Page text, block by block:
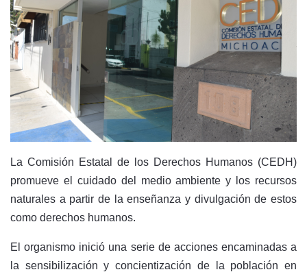
La Comisión Estatal de los Derechos Humanos (CEDH)
promueve el cuidado del medio ambiente y los recursos
naturales a partir de la enseñanza y divulgación de estos
como derechos humanos.
El organismo inició una serie de acciones encaminadas a
la sensibilización y concientización de la población en